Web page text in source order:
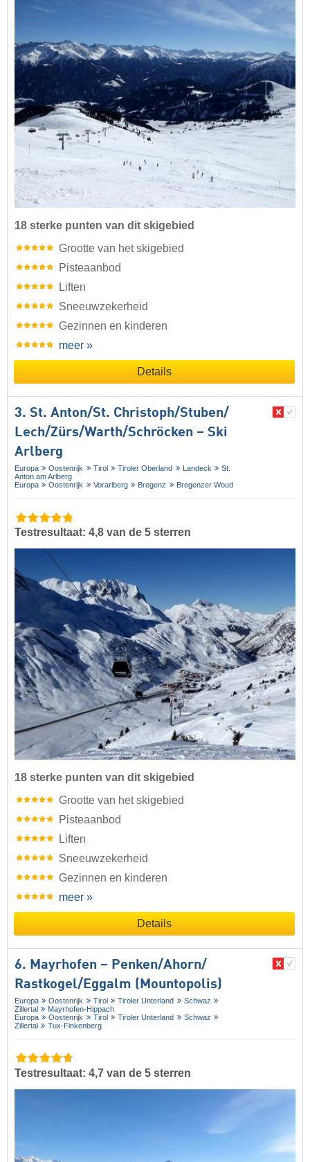
18 sterke punten van dit skigebied
Grootte van het skigebied
Pisteaanbod
Liften
Sneeuwzekerheid
Gezinnen en kinderen
meer »
Details
3. St. Anton/​St. Christoph/​Stuben/​
Lech/​Zürs/​Warth/​Schröcken – Ski
Arlberg
Europa Oostenrijk Tirol Tiroler Oberland Landeck
St.
Anton am Arlberg
Europa
Oostenrijk Vorarlberg Bregenz Bregenzer Woud
Testresultaat: 4,8 van de 5 sterren
18 sterke punten van dit skigebied
Grootte van het skigebied
Pisteaanbod
Liften
Sneeuwzekerheid
Gezinnen en kinderen
meer »
Details
6. Mayrhofen – Penken/​Ahorn/​
Rastkogel/​Eggalm (Mountopolis)
Europa Oostenrijk Tirol Tiroler Unterland
Schwaz
Zillertal
Mayrhofen-Hippach
Europa
Oostenrijk Tirol Tiroler Unterland
Schwaz
Zillertal
Tux-Finkenberg
Testresultaat: 4,7 van de 5 sterren